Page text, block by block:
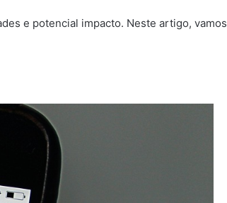
e potencial impacto. Neste artigo,